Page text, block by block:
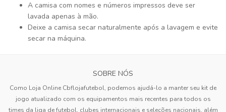
A camisa com nomes e números impressos deve ser
lavada apenas à mão.
Deixe a camisa secar naturalmente após a lavagem e evite
secar na máquina.
SOBRE NÓS
Como Loja Online Cbflojafutebol, podemos ajudá-lo a manter seu kit de
jogo atualizado com os equipamentos mais recentes para todos os
times da liga de futebol, clubes internacionais e seleções nacionais, além